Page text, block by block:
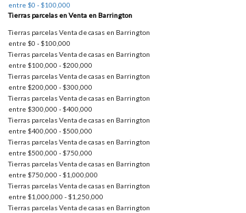
entre $0 - $100,000
Tierras parcelas en Venta en Barrington
Tierras parcelas Venta de casas en Barrington
entre $0 - $100,000
Tierras parcelas Venta de casas en Barrington
entre $100,000 - $200,000
Tierras parcelas Venta de casas en Barrington
entre $200,000 - $300,000
Tierras parcelas Venta de casas en Barrington
entre $300,000 - $400,000
Tierras parcelas Venta de casas en Barrington
entre $400,000 - $500,000
Tierras parcelas Venta de casas en Barrington
entre $500,000 - $750,000
Tierras parcelas Venta de casas en Barrington
entre $750,000 - $1,000,000
Tierras parcelas Venta de casas en Barrington
entre $1,000,000 - $1,250,000
Tierras parcelas Venta de casas en Barrington